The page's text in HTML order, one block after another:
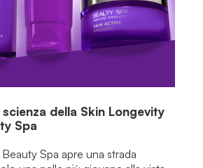
della Skin Longevity
Spa
Spa apre una strada